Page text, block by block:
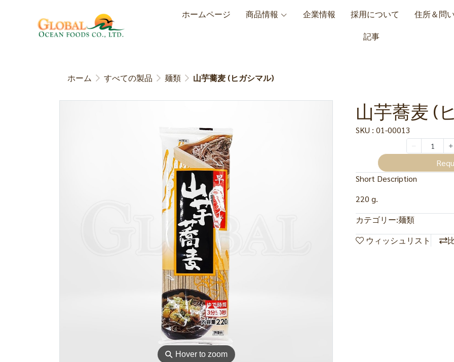
ホームページ 商品情報 企業情報 採用について 住所＆問
記事
ホーム すべての製品 麺類 山芋蕎麦 (ヒガシマル)
⚲ Hover to zoom
山芋蕎麦 (
SKU : 01-00013
Short Description
220 g.
カテゴリー:麺類
ウィッシュリスト